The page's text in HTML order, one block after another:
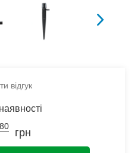
відгук
80
грн